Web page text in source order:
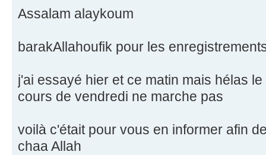
Assalam alaykoum
barakAllahoufik pour les
j'ai essayé hier et ce matin mais hélas
cours de vendredi ne marche pas
voilà c'était pour vous en informer afin
chaa Allah